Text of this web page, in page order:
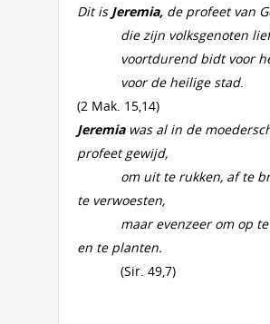
Dit is Jeremia, de profeet van
die zijn volksgenoten
voortdurend bidt voor
voor de heilige stad.
(2 Mak. 15,14)
Jeremiawas al in de
profeet gewijd,
om uit te rukken, af te
te verwoesten,
maar evenzeer om op te
en te planten.
(Sir. 49,7)